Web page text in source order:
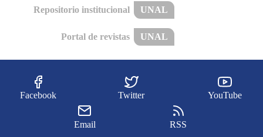
Repositorio institucional UNAL
Portal de revistas UNAL
Facebook Twitter YouTube
Email RSS